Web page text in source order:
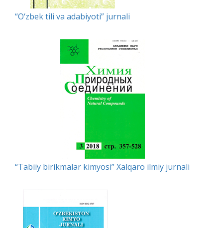
“O‘zbek tili va adabiyoti” jurnali
“Tabiiy birikmalar kimyosi” Xalqaro ilmiy jurnali